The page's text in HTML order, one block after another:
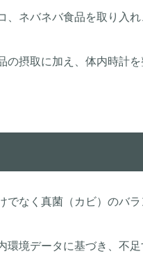
、ネバネバ食品を取り入
の摂取に加え、体内時計
でなく真菌（カビ）のバ
環境データに基づき、不